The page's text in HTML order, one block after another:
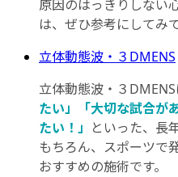
原因のはっきりしない
は、ぜひ参考にしてみ
立体動態波・３DMENS
立体動態波・３DMENS
たい」「大切な試合が
たい！」 といった、長
もちろん、スポーツで
おすすめの施術です。